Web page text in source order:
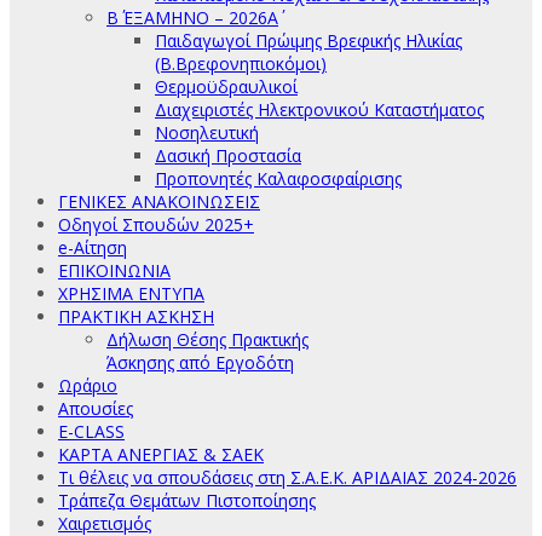
Β΄ ΕΞΑΜΗΝΟ – 2026Α΄
Παιδαγωγοί Πρώιμης Βρεφικής Ηλικίας
(Β.Βρεφονηπιοκόμοι)
Θερμοϋδραυλικοί
Διαχειριστές Ηλεκτρονικού Καταστήματος
Νοσηλευτική
Δασική Προστασία
Προπονητές Καλαφοσφαίρισης
ΓΕΝΙΚΕΣ ΑΝΑΚΟΙΝΩΣΕΙΣ
Οδηγοί Σπουδών 2025+
e-Αίτηση
ΕΠΙΚΟΙΝΩΝΙΑ
ΧΡΗΣΙΜΑ ΕΝΤΥΠΑ
ΠΡΑΚΤΙΚΗ ΑΣΚΗΣΗ
Δήλωση Θέσης Πρακτικής
Άσκησης από Εργοδότη
Ωράριο
Απουσίες
E-CLASS
ΚΑΡΤΑ ΑΝΕΡΓΙΑΣ & ΣΑΕΚ
Τι θέλεις να σπουδάσεις στη Σ.Α.Ε.Κ. ΑΡΙΔΑΙΑΣ 2024-2026
Τράπεζα Θεμάτων Πιστοποίησης
Χαιρετισμός